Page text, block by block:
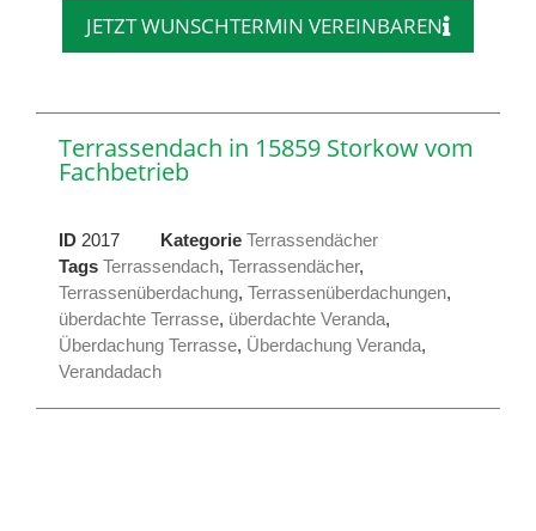
JETZT WUNSCHTERMIN VEREINBAREN
Terrassendach in 15859 Storkow vom
Fachbetrieb
ID 2017 Kategorie Terrassendächer
Tags Terrassendach, Terrassendächer,
Terrassenüberdachung, Terrassenüberdachungen,
überdachte Terrasse, überdachte Veranda,
Überdachung Terrasse, Überdachung Veranda,
Verandadach